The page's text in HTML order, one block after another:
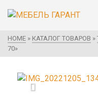
HOME » КАТАЛОГ ТОВАРОВ »
70»